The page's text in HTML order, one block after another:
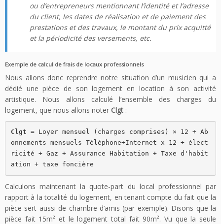
ou d’entrepreneurs mentionnant l’identité et l’adresse
du client, les dates de réalisation et de paiement des
prestations et des travaux, le montant du prix acquitté
et la périodicité des versements, etc.
Exemple de calcul de frais de locaux professionnels
Nous allons donc reprendre notre situation d’un musicien qui a
dédié une pièce de son logement en location à son activité
artistique. Nous allons calculé l’ensemble des charges du
logement, que nous allons noter Clgt :
Clgt = Loyer mensuel (charges comprises) × 12 + Ab
onnements mensuels Téléphone+Internet x 12 + élect
ricité + Gaz + Assurance Habitation + Taxe d'habit
ation + taxe foncière
Calculons maintenant la quote-part du local professionnel par
rapport à la totalité du logement, en tenant compte du fait que la
pièce sert aussi de chambre d’amis (par exemple). Disons que la
pièce fait 15m² et le logement total fait 90m². Vu que la seule